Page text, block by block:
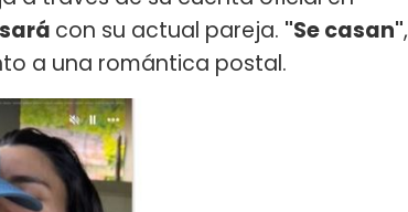
con su actual pareja. "Se casan",
a una romántica postal.